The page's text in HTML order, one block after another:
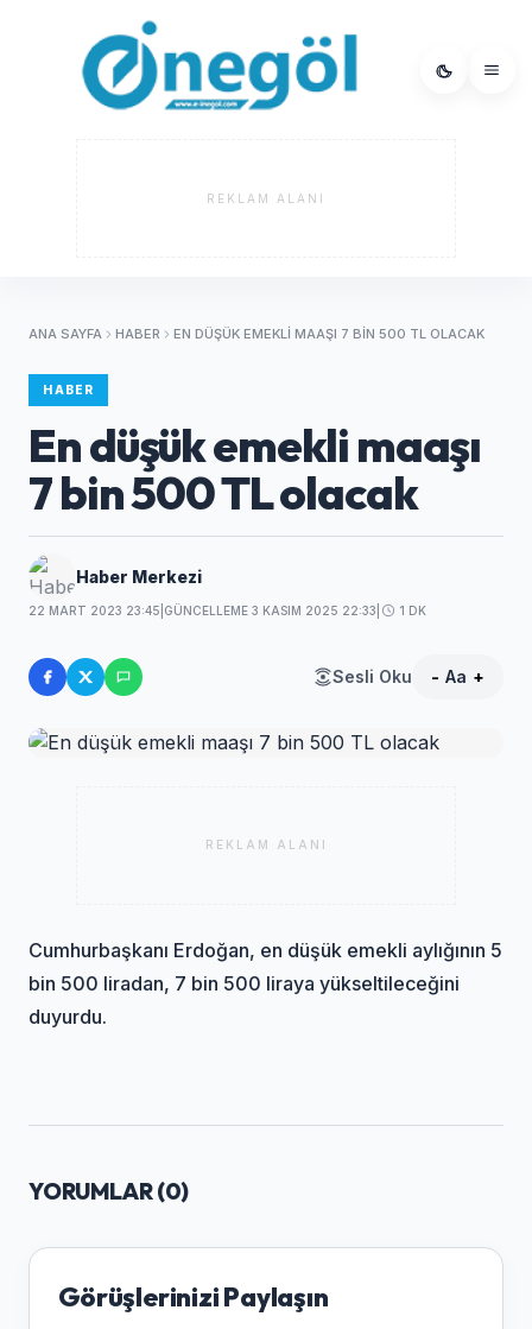
REKLAM ALANI
ANA SAYFA HABER EN DÜŞÜK EMEKLI MAAŞI 7 BIN 500 TL OLACAK
HABER
En düşük emekli maaşı
7 bin 500 TL olacak
Haber Merkezi
22 MART 2023 23:45 GÜNCELLEME 3 KASIM 2025 22:33 1 DK
Sesli Oku - Aa +
REKLAM ALANI
Cumhurbaşkanı Erdoğan, en düşük emekli aylığının 5
bin 500 liradan, 7 bin 500 liraya yükseltileceğini
duyurdu.
YORUMLAR (0)
Görüşlerinizi Paylaşın